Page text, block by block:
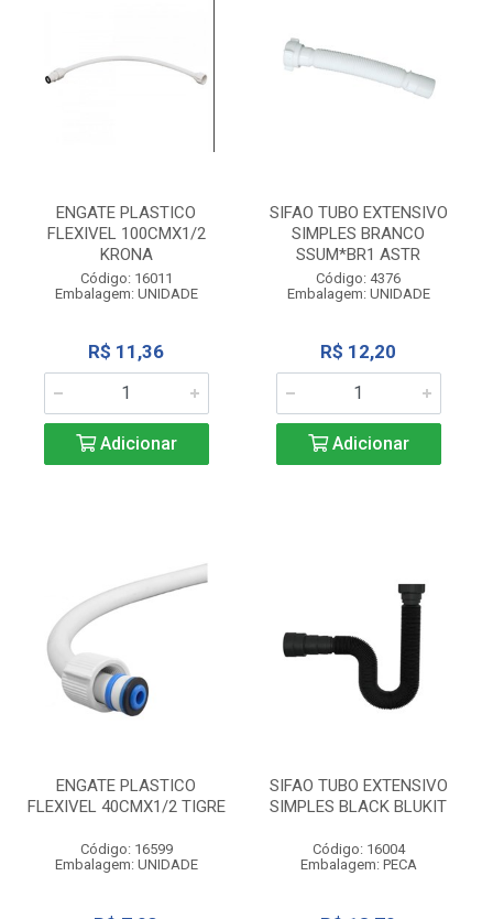
ENGATE PLASTICO
FLEXIVEL 100CMX1/2
KRONA
Código: 16011
Embalagem: UNIDADE
R$ 11,36
Adicionar
SIFAO TUBO EXTENSIVO
SIMPLES BRANCO
SSUM*BR1 ASTR
Código: 4376
Embalagem: UNIDADE
R$ 12,20
Adicionar
ENGATE PLASTICO
FLEXIVEL 40CMX1/2 TIGRE
Código: 16599
Embalagem: UNIDADE
SIFAO TUBO EXTENSIVO
SIMPLES BLACK BLUKIT
Código: 16004
Embalagem: PECA